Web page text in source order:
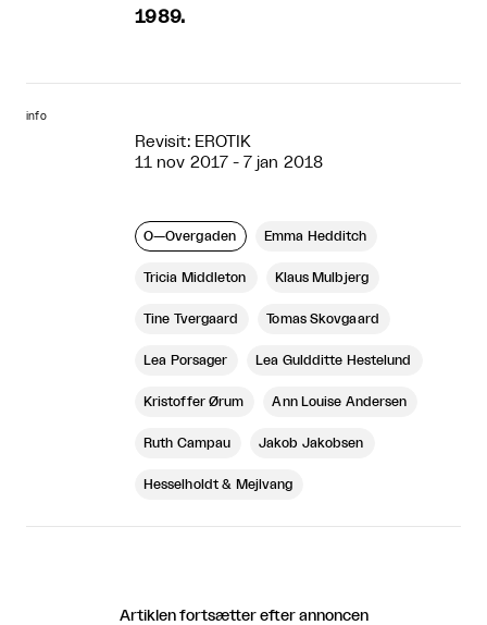
1989.
info
Revisit: EROTIK
11 nov 2017 - 7 jan 2018
O—Overgaden Emma Hedditch
Tricia Middleton Klaus Mulbjerg
Tine Tvergaard Tomas Skovgaard
Lea Porsager Lea Guldditte Hestelund
Kristoffer Ørum Ann Louise Andersen
Ruth Campau Jakob Jakobsen
Hesselholdt & Mejlvang
Artiklen fortsætter efter annoncen